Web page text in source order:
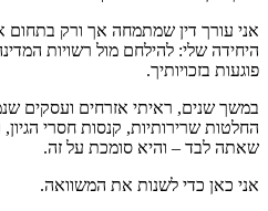
אני עורך דין שמתמחה אך ורק בתחום
היחידה שלי: להילחם מול רשויות
פוגעות בזכויותיך.
במשך שנים, ראיתי אזרחים ועסקים
החלטות שרירותיות, קנסות חסרי
שאתה לבד – והיא סומכת על זה.
אני כאן כדי לשנות את המשוואה.